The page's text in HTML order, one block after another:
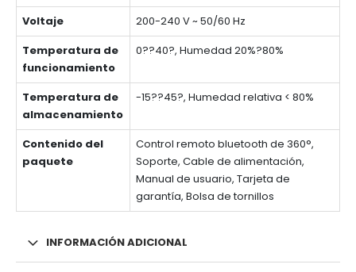
Voltaje
200-240 V ~ 50/60 Hz
Temperatura de
funcionamiento
0??40?, Humedad 20%?80%
Temperatura de
almacenamiento
-15??45?, Humedad relativa < 80%
Contenido del
paquete
Control remoto bluetooth de 360°,
Soporte, Cable de alimentación,
Manual de usuario, Tarjeta de
garantía, Bolsa de tornillos
INFORMACIÓN ADICIONAL